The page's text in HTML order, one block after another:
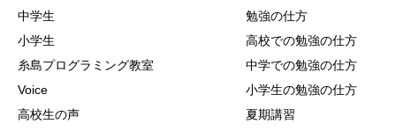
中学生
小学生
糸島プログラミング教室
Voice
高校生の声
勉強の仕方
高校での勉強の仕方
中学での勉強の仕方
小学生の勉強の仕方
夏期講習